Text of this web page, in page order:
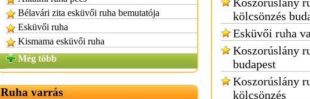
Bélavári zita esküvői ruha bemutatója
Esküvői ruha
Kismama esküvői ruha
Még több
Ruha varrás
kölcsönzés
Esküvői ruha
Koszorúslány
budapest
Koszorúslány
kölcsönzés